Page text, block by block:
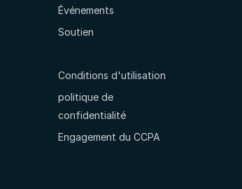
Événements
Soutien
Conditions d'utilisation
politique de
confidentialité
Engagement du CCPA